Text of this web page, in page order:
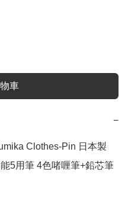
車
−
Clothes-Pin 日本製
5用筆 4色啫喱筆+鉛芯筆